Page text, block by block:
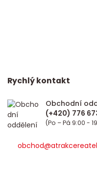
Rychlý kontakt
Obchodní
(Po – Pá 9:00 -